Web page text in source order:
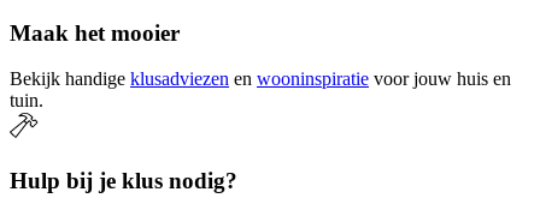
Maak het mooier
Bekijk handige klusadviezen en wooninspiratie voor jouw huis en
tuin.
Hulp bij je klus nodig?